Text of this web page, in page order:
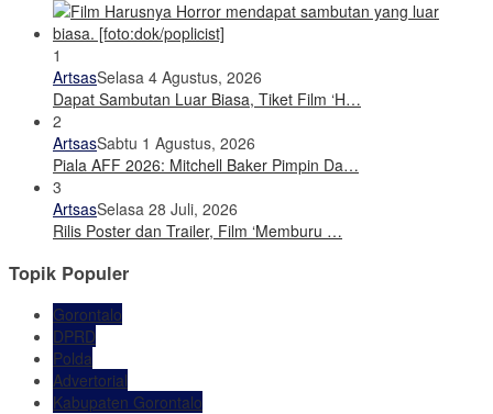
1
ArtsasSelasa 4 Agustus, 2026
Dapat Sambutan Luar Biasa, Tiket Film ‘H…
2
ArtsasSabtu 1 Agustus, 2026
Piala AFF 2026: Mitchell Baker Pimpin Da…
3
ArtsasSelasa 28 Juli, 2026
Rilis Poster dan Trailer, Film ‘Memburu …
Topik Populer
Gorontalo
DPRD
Polda
Advertorial
Kabupaten Gorontalo